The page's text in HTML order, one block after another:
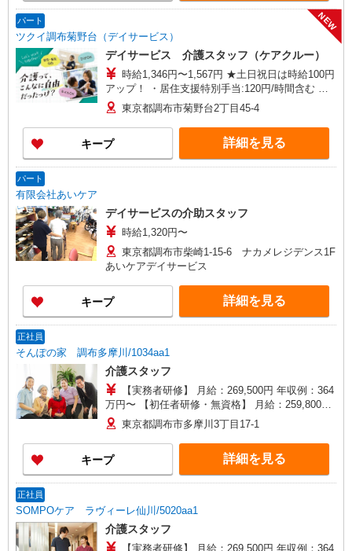
センター府中】東京都府中市武蔵台二丁目20-16
メゾンド樹庵1階 【立川営業所】東京都立川市富
士見町一丁目21-18 野村ビル101号室 【在宅介護
センター成瀬】東京都町田市南成瀬五丁目1-6 コ
ーポ台益ナルセ B1F
パート
ツクイ調布菊野台（デイサービス）
NEW
デイサービス 介護スタッフ（ケアクルー）
時給1,346円〜1,567円 ★土日祝日は時給100円
アップ！ ・居住支援特別手当:120円/時間含む ※
給与幅は資格・経験等による
東京都調布市菊野台2丁目45-4
キープ 詳細を見る
パート
有限会社あいケア
デイサービスの介助スタッフ
時給1,320円〜
東京都調布市柴崎1-15-6 ナカメレジデンス1F
あいケアデイサービス
キープ 詳細を見る
正社員
そんぽの家 調布多摩川/1034aa1
介護スタッフ
【実務者研修】 月給：269,500円 年収例：364
万円〜 【初任者研修・無資格】 月給：259,800円
年収例：351万円〜 ※職務手当、（東京都）居住
支援特別手当、働きがい向上手当、日祝手当（月
平均2回分）、夜勤手当（月平均5回分）等、毎月
平均的に支払われる手当を含みます。 ※居住支援
特別手当は勤続5年目までの方はさらに1万円支給
給 ◎残業時は別途時間外手当支給（超過1分〜）
東京都調布市多摩川3丁目17-1
キープ 詳細を見る
正社員
SOMPOケア ラヴィーレ仙川/5020aa1
介護スタッフ
【実務者研修】 月給：269,500円 年収例：364